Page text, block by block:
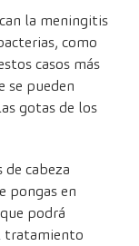
la meningitis
como
casos más
se pueden
gotas de los
cabeza
pongas en
podrá
tratamiento